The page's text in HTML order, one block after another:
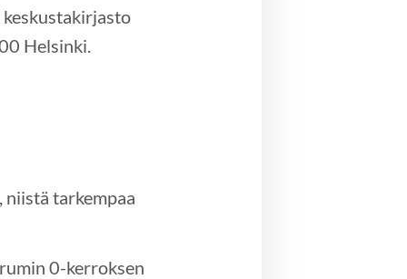
Helsinki.
tarkempaa
0-kerroksen